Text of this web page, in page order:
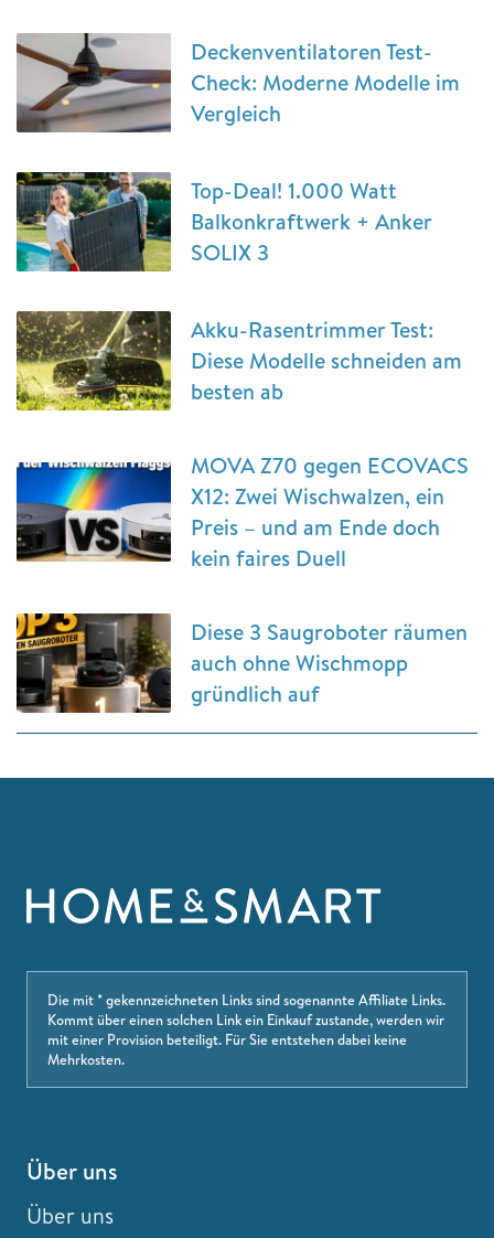
Deckenventilatoren Test-
Check: Moderne Modelle im
Vergleich
Top-Deal! 1.000 Watt
Balkonkraftwerk + Anker
SOLIX 3
Akku-Rasentrimmer Test:
Diese Modelle schneiden am
besten ab
MOVA Z70 gegen ECOVACS
X12: Zwei Wischwalzen, ein
Preis – und am Ende doch
kein faires Duell
Diese 3 Saugroboter räumen
auch ohne Wischmopp
gründlich auf
Die mit * gekennzeichneten Links sind sogenannte Affiliate Links.
Kommt über einen solchen Link ein Einkauf zustande, werden wir
mit einer Provision beteiligt. Für Sie entstehen dabei keine
Mehrkosten.
Über uns
Über uns